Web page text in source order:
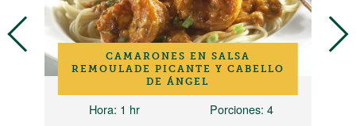
CAMARONES EN SALSA
REMOULADE PICANTE Y CABELLO
DE ÁNGEL
Hora: 1 hr Porciones: 4